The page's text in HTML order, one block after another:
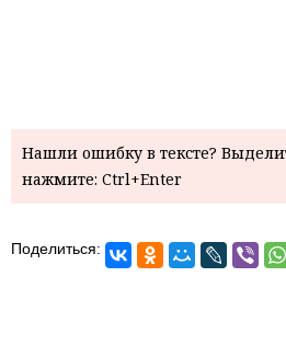
Нашли ошибку в тексте?
нажмите: Ctrl+Enter
Поделиться: